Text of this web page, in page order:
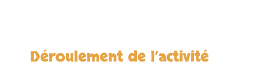
Déroulement de l’activité